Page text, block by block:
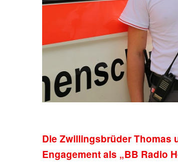
Die Zwillingsbrüder Thomas
Engagement als „BB Radio